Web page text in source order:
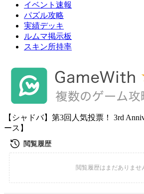
イベント速報
パズル攻略
実績デッキ
ルムマ掲示板
スキン所持率
【シャドバ】第3回人気投票！ 3rd
ース】